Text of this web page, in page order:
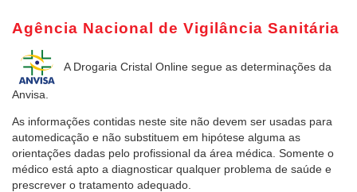
Agência Nacional de Vigilância Sanitária
A Drogaria Cristal Online segue as determinações da
Anvisa.
As informações contidas neste site não devem ser usadas para
automedicação e não substituem em hipótese alguma as
orientações dadas pelo profissional da área médica. Somente o
médico está apto a diagnosticar qualquer problema de saúde e
prescrever o tratamento adequado.